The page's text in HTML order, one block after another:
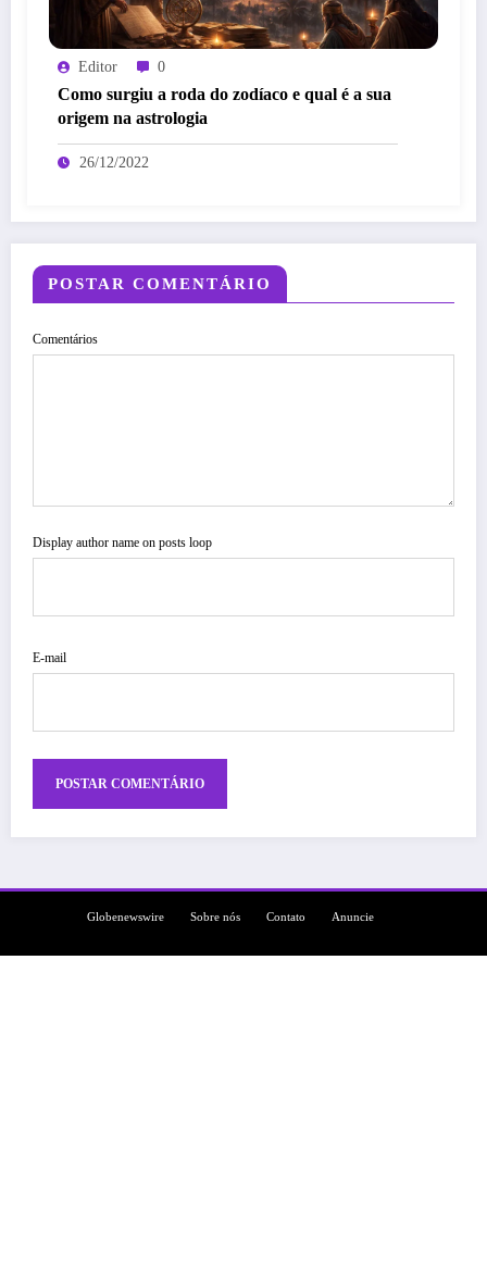
Editor 0
Como surgiu a roda do zodíaco e qual é a sua
origem na astrologia
26/12/2022
POSTAR COMENTÁRIO
Comentários
Display author name on posts loop
E-mail
Globenewswire Sobre nós Contato Anuncie